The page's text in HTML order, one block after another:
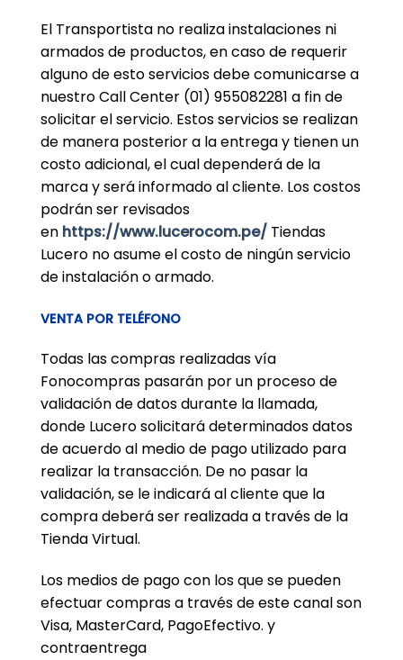
El Transportista no realiza instalaciones ni
armados de productos, en caso de requerir
alguno de esto servicios debe comunicarse a
nuestro Call Center (01) 955082281 a fin de
solicitar el servicio. Estos servicios se realizan
de manera posterior a la entrega y tienen un
costo adicional, el cual dependerá de la
marca y será informado al cliente. Los costos
podrán ser revisados
en https://www.lucerocom.pe/ Tiendas
Lucero no asume el costo de ningún servicio
de instalación o armado.
VENTA POR TELÉFONO
Todas las compras realizadas vía
Fonocompras pasarán por un proceso de
validación de datos durante la llamada,
donde Lucero solicitará determinados datos
de acuerdo al medio de pago utilizado para
realizar la transacción. De no pasar la
validación, se le indicará al cliente que la
compra deberá ser realizada a través de la
Tienda Virtual.
Los medios de pago con los que se pueden
efectuar compras a través de este canal son
Visa, MasterCard, PagoEfectivo. y
contraentrega